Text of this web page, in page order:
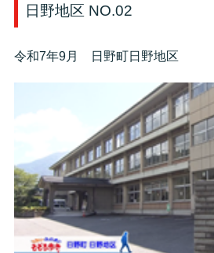
日野地区 NO.02
令和7年9月 日野町日野地区